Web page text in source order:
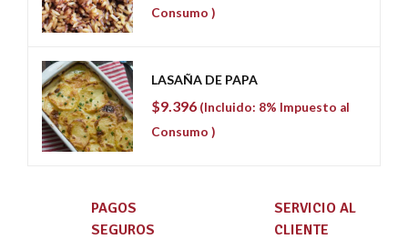
Consumo )
LASAÑA DE PAPA
$9.396 (Incluido: 8% Impuesto al
Consumo )
SERVICIO AL
CLIENTE
PRIVACIDAD
Datos